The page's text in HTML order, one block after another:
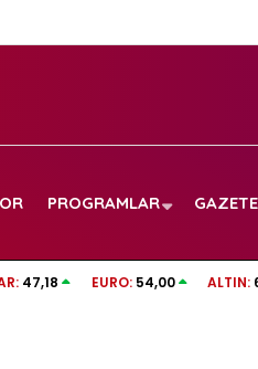
PROGRAMLAR
gelişme: Rüşvet
47,18 EURO: 54,00 ALTIN: